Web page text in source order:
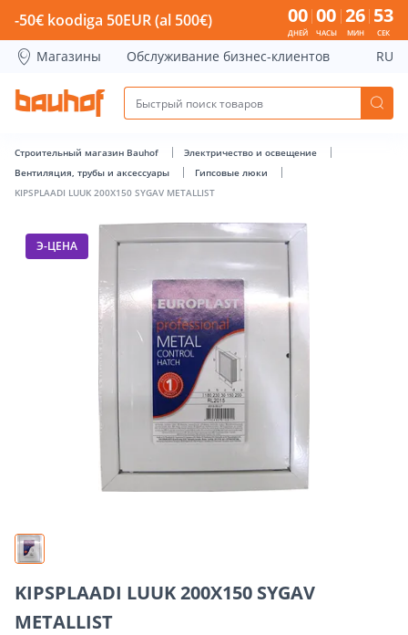
KIPSPLAADI LUUK 200X150 SYGAV METALLIST - Bauhof has
-50€ koodiga 50EUR (al 500€) 00
ДНЕЙ
00
ЧАСЫ
26
МИН
53
СЕК
Магазины Обслуживание бизнес-клиентов RU
Строительный магазин Bauhof
Электричество и освещение
Вентиляция, трубы и аксессуары
Гипсовые люки
KIPSPLAADI LUUK 200X150 SYGAV METALLIST
Э-ЦЕНА
KIPSPLAADI LUUK 200X150 SYGAV
METALLIST